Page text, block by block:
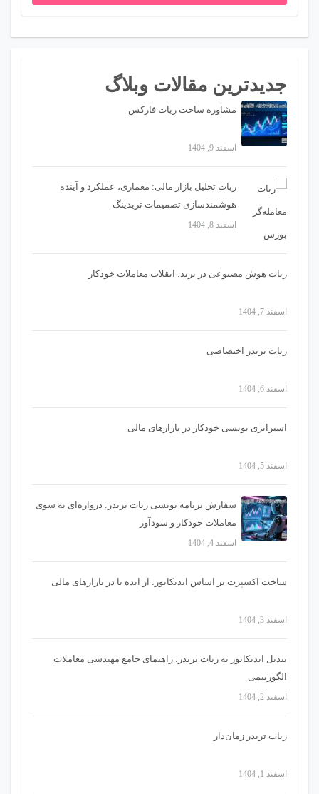
جدیدترین مقالات وبلاگ
مشاوره ساخت ربات فارکس
اسفند 9, 1404
ربات تحلیل بازار مالی: معماری، عملکرد و آینده
هوشمندسازی تصمیمات تریدینگ
اسفند 8, 1404
ربات هوش مصنوعی در ترید: انقلاب معاملات خودکار
اسفند 7, 1404
ربات تریدر اختصاصی
اسفند 6, 1404
استراتژی‌ نویسی خودکار در بازارهای مالی
اسفند 5, 1404
سفارش برنامه نویسی ربات تریدر: دروازه‌ای به سوی
معاملات خودکار و سودآور
اسفند 4, 1404
ساخت اکسپرت بر اساس اندیکاتور: از ایده تا در بازارهای مالی
اسفند 3, 1404
تبدیل اندیکاتور به ربات تریدر: راهنمای جامع مهندسی معاملات
الگوریتمی
اسفند 2, 1404
ربات تریدر زمان‌دار
اسفند 1, 1404